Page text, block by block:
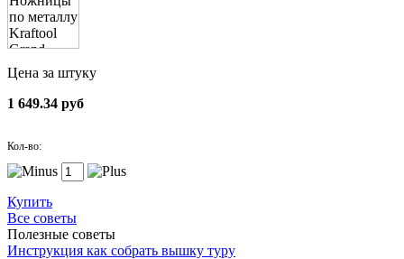
Цена за штуку
1 649.34 руб
Кол-во:
Купить
Все советы
Полезные советы
Инструкция как собрать вышку туру